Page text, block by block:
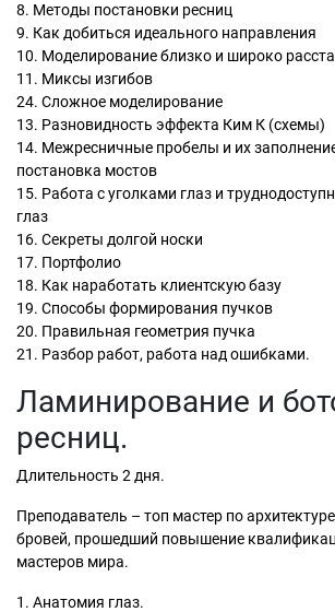
8. Методы постановки ресниц
9. Как добиться идеального направления
10. Моделирование близко и широко
11. Миксы изгибов
24. Сложное моделирование
13. Разновидность эффекта Ким К (схемы)
14. Межресничные пробелы и их
постановка мостов
15. Работа с уголками глаз и
глаз
16. Секреты долгой носки
17. Портфолио
18. Как наработать клиентскую базу
19. Способы формирования пучков
20. Правильная геометрия пучка
21. Разбор работ, работа над ошибками.
Ламинирование и
ресниц.
Длительность 2 дня.
Преподаватель – топ мастер по
бровей, прошедший повышение
мастеров мира.
1. Анатомия глаз.